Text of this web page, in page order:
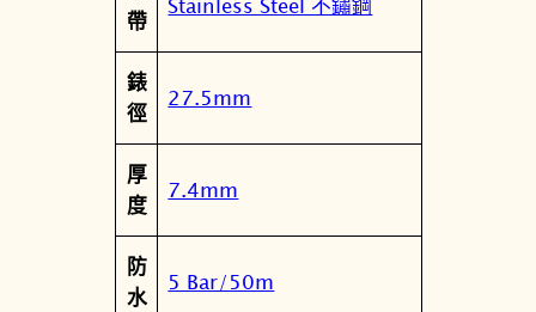
帶
Stainless Steel 不鏽鋼
錶
徑
27.5mm
厚
度
7.4mm
防
水
5 Bar/50m